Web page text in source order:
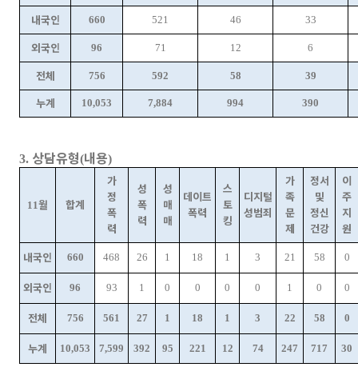
내국인
660 521 46 33
외국인 96 71 12 6
전체 756 592 58 39
누계 10,053 7,884 994 390
3. 상담유형(내용)
11월 합계
가
정
폭
력
성
폭
력
성
매
매
데이트
폭력
스
토
킹
디지털
성범죄
가
족
문
제
정서
및
정신
건강
이
주
지
원
내국인
660 468 26 1 18 1 3 21 58 0
외국인 96 93 1 0 0 0 0 1 0 0
전체 756 561 27 1 18 1 3 22 58 0
누계 10,053 7,599 392 95 221 12 74 247 717 30